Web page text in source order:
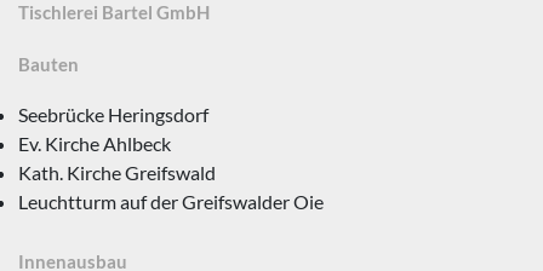
Tischlerei Bartel GmbH
Bauten
Seebrücke Heringsdorf
Ev. Kirche Ahlbeck
Kath. Kirche Greifswald
Leuchtturm auf der Greifswalder Oie
Innenausbau